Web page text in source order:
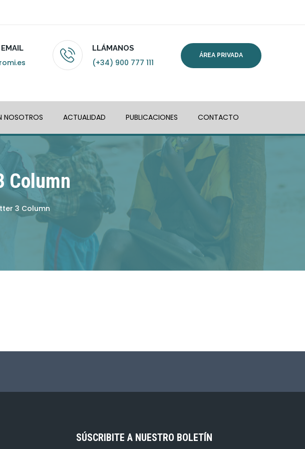
LLÁMANOS
(+34) 900 777 111
ÁREA PRIVADA
NOSOTROS ACTUALIDAD PUBLICACIONES CONTACTO
Column
3 Column
SÚSCRIBITE A NUESTRO BOLETÍN